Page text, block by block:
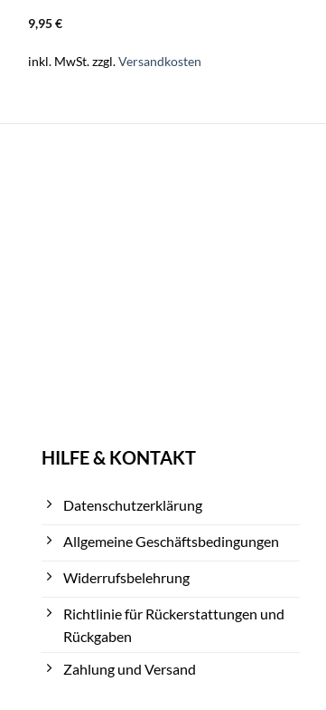
9,95€
inkl. MwSt.zzgl.Versandkosten
HILFE & KONTAKT
Datenschutzerklärung
Allgemeine Geschäftsbedingungen
Widerrufsbelehrung
Richtlinie für Rückerstattungen und
Rückgaben
Zahlung und Versand